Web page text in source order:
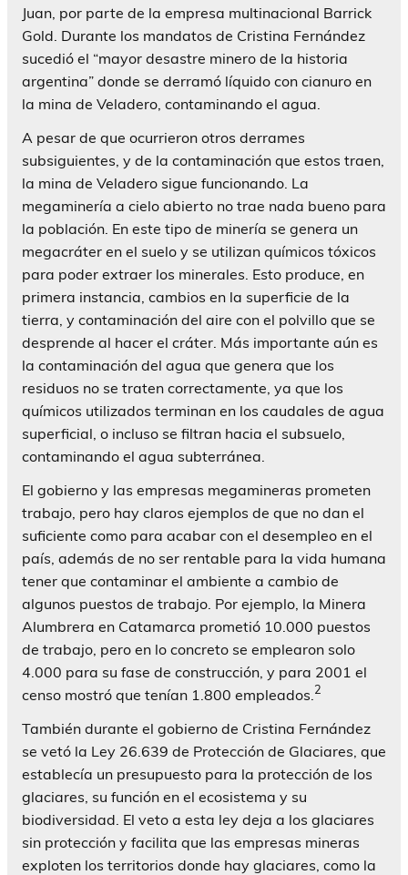
Juan, por parte de la empresa multinacional Barrick
Gold. Durante los mandatos de Cristina Fernández
sucedió el “mayor desastre minero de la historia
argentina” donde se derramó líquido con cianuro en
la mina de Veladero, contaminando el agua.
A pesar de que ocurrieron otros derrames
subsiguientes, y de la contaminación que estos traen,
la mina de Veladero sigue funcionando. La
megaminería a cielo abierto no trae nada bueno para
la población. En este tipo de minería se genera un
megacráter en el suelo y se utilizan químicos tóxicos
para poder extraer los minerales. Esto produce, en
primera instancia, cambios en la superficie de la
tierra, y contaminación del aire con el polvillo que se
desprende al hacer el cráter. Más importante aún es
la contaminación del agua que genera que los
residuos no se traten correctamente, ya que los
químicos utilizados terminan en los caudales de agua
superficial, o incluso se filtran hacia el subsuelo,
contaminando el agua subterránea.
El gobierno y las empresas megamineras prometen
trabajo, pero hay claros ejemplos de que no dan el
suficiente como para acabar con el desempleo en el
país, además de no ser rentable para la vida humana
tener que contaminar el ambiente a cambio de
algunos puestos de trabajo. Por ejemplo, la Minera
Alumbrera en Catamarca prometió 10.000 puestos
de trabajo, pero en lo concreto se emplearon solo
4.000 para su fase de construcción, y para 2001 el
censo mostró que tenían 1.800 empleados. 2
También durante el gobierno de Cristina Fernández
se vetó la Ley 26.639 de Protección de Glaciares, que
establecía un presupuesto para la protección de los
glaciares, su función en el ecosistema y su
biodiversidad. El veto a esta ley deja a los glaciares
sin protección y facilita que las empresas mineras
exploten los territorios donde hay glaciares, como la